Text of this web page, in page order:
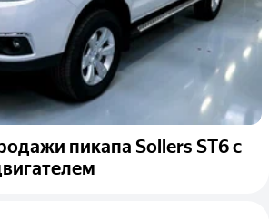
пикапа Sollers ST6 с